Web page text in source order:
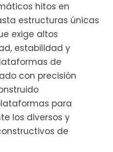
hitos en
estructuras únicas
exige altos
estabilidad y
de
con precisión
para
los diversos y
de